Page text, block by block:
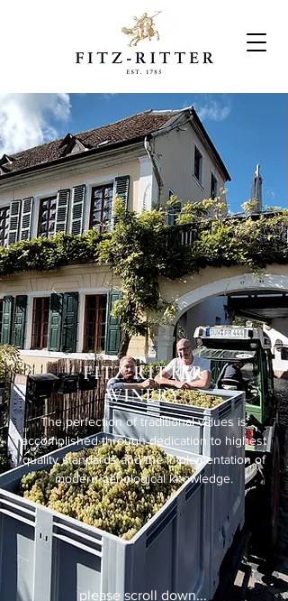
FITZ-RITTER
WINERY
The perfection of traditional values is
accomplished through dedication to highest
quality standards and the implementation of
modern oenological knowledge.
please scroll down...